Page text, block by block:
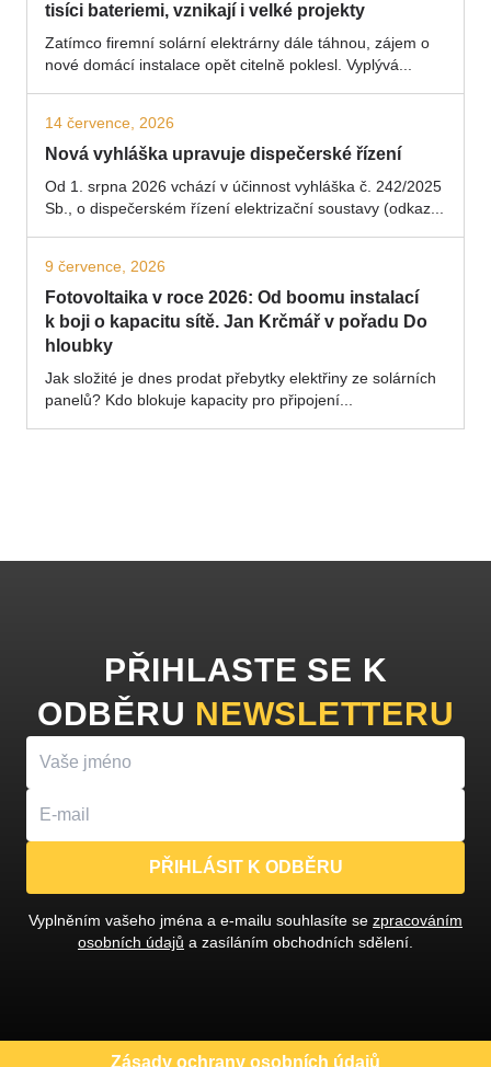
tisíci bateriemi, vznikají i velké projekty
Zatímco firemní solární elektrárny dále táhnou, zájem o
nové domácí instalace opět citelně poklesl. Vyplývá...
14 července, 2026
Nová vyhláška upravuje dispečerské řízení
Od 1. srpna 2026 vchází v účinnost vyhláška č. 242/2025
Sb., o dispečerském řízení elektrizační soustavy (odkaz...
9 července, 2026
Fotovoltaika v roce 2026: Od boomu instalací
k boji o kapacitu sítě. Jan Krčmář v pořadu Do
hloubky
Jak složité je dnes prodat přebytky elektřiny ze solárních
panelů? Kdo blokuje kapacity pro připojení...
PŘIHLASTE SE K
ODBĚRU NEWSLETTERU
PŘIHLÁSIT K ODBĚRU
Vyplněním vašeho jména a e-mailu souhlasíte se zpracováním
osobních údajů a zasíláním obchodních sdělení.
Zásady ochrany osobních údajů